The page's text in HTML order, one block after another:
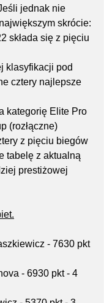
jednak nie
skrócie:
składa się z pięciu
klasyfikacji pod
cztery najlepsze
kategorię Elite Pro
(rozłączne)
z pięciu biegów
tabelę z aktualną
prestiżowej
- 7630 pkt
- 6930 pkt - 4